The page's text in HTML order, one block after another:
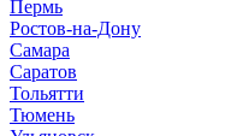
Пермь
Ростов-на-Дону
Самара
Саратов
Тольятти
Тюмень